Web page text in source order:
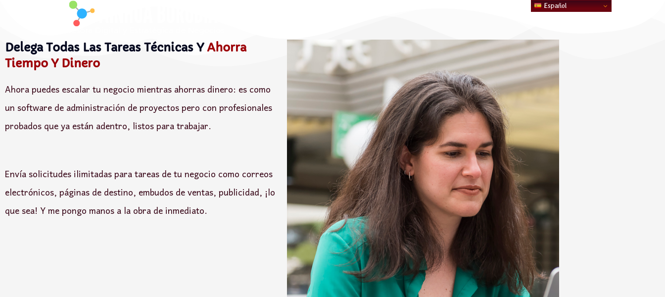
Delega Todas Las Tareas Técnicas YAhorra
Tiempo Y Dinero
Ahora puedes escalar tu negocio mientras ahorras dinero: es como
un software de administración de proyectos pero con profesionales
probados que ya están adentro, listos para trabajar.
Envía solicitudes ilimitadas para tareas de tu negocio como correos
electrónicos, páginas de destino, embudos de ventas, publicidad, ¡lo
que sea! Y me pongo manos a la obra de inmediato.
Español